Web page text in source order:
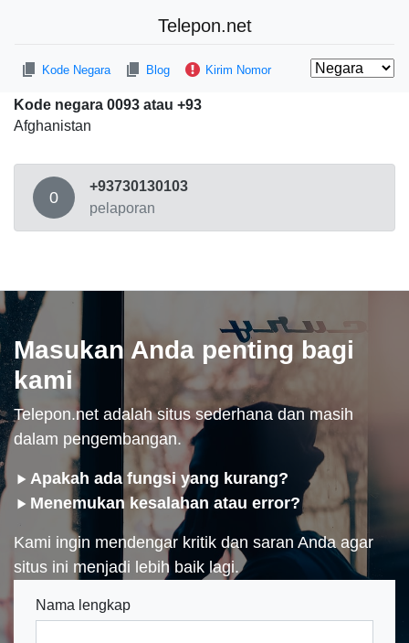
Telepon.net
Kode Negara Blog Kirim Nomor
Kode negara 0093 atau +93
Afghanistan
0
+93730130103
pelaporan
Masukan Anda penting bagi
kami
Telepon.net adalah situs sederhana dan masih
dalam pengembangan.
Apakah ada fungsi yang kurang?
Menemukan kesalahan atau error?
Kami ingin mendengar kritik dan saran Anda agar
situs ini menjadi lebih baik lagi.
Nama lengkap